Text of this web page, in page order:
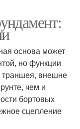
основа может
но функции
траншея, внешне
чем и
бортовых
сцепление